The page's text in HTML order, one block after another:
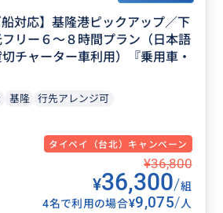
対応】基隆港ピックアップ／下
リー６〜８時間プラン（日本語
チャーター車利用）『乗用車・
基隆 行先アレンジ可
タイペイ（台北）キャンペーン
¥36,800
¥36,300/組
4名で利用の場合¥9,075/人